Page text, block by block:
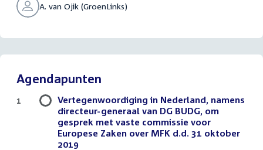
A. van Ojik (GroenLinks)
Agendapunten
Vertegenwoordiging in Nederland, namens
directeur-generaal van DG BUDG, om
gesprek met vaste commissie voor
Europese Zaken over MFK d.d. 31 oktober
2019
1